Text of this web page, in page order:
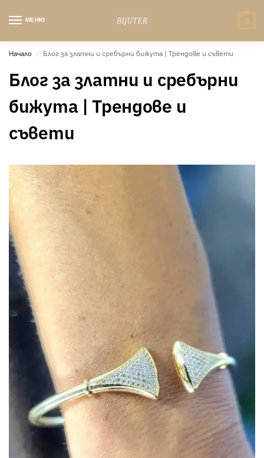
МЕНЮ 0
Начало / Блог за златни и сребърни бижута | Трендове и съвети
Блог за златни и сребърни
бижута | Трендове и
съвети